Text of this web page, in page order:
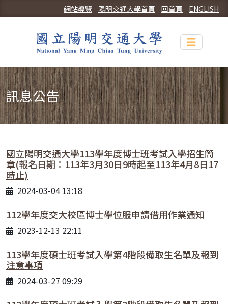
ENGLISH
回首頁
陽明交通大學首頁
網站導覽
Toggle
訊息公告
國立陽明交通大學113學年度博士班考試入學招生簡
章(報名日期：113年3月30日9時起至113年4月8日17
時止)
2024-03-04 13:18
112學年度交大校區博士學位服申請借用作業通知
2023-12-13 22:11
113學年度碩士班考試入學第4階段備取生名單及報到
注意事項
2024-03-27 09:29